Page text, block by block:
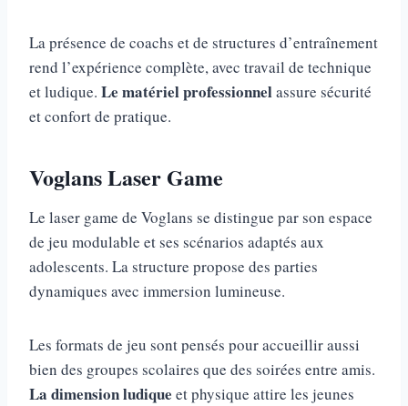
La présence de coachs et de structures d’entraînement
rend l’expérience complète, avec travail de technique
et ludique. Le matériel professionnelassure sécurité
et confort de pratique.
Voglans Laser Game
Le laser game de Voglans se distingue par son espace
de jeu modulable et ses scénarios adaptés aux
adolescents. La structure propose des parties
dynamiques avec immersion lumineuse.
Les formats de jeu sont pensés pour accueillir aussi
bien des groupes scolaires que des soirées entre amis.
La dimension ludique et physique attire les jeunes